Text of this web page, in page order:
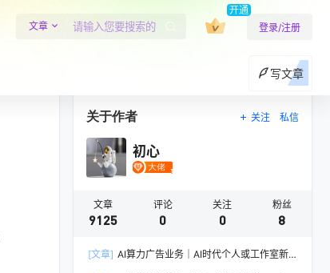
文章
开通
登录/注册
写文章
关于作者 关注 私信
初心
文章
9125
评论
0
关注
0
粉丝
8
[文章] AI算力广告业务｜AI时代个人或工作室新